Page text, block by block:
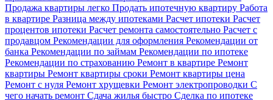
Продажа квартиры легко Продать ипотечную квартиру Работа
в квартире Разница между ипотеками Расчет ипотеки Расчет
процентов ипотеки Расчет ремонта самостоятельно Расчет с
продавцом Рекомендации для оформления Рекомендации от
банка Рекомендации по займам Рекомендации по ипотеке
Рекомендации по страхованию Ремонт в квартире Ремонт
квартиры Ремонт квартиры сроки Ремонт квартиры цена
Ремонт с нуля Ремонт хрущевки Ремонт электропроводки С
чего начать ремонт Сдача жилья быстро Сделка по ипотеке